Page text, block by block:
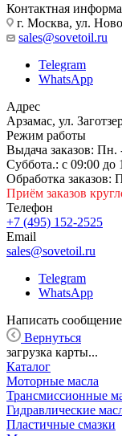
Контактная
г. Москва, ул.
sales@sovetoil.ru
Telegram
WhatsApp
Адрес
Арзамас, ул.
Режим работы
Выдача заказов: Пн.
Суббота.: с 09:00 до
Обработка заказов:
Приём заказов
Телефон
+7 (495) 152-2525
Email
sales@sovetoil.ru
Telegram
WhatsApp
Написать сообщение
Вернуться
загрузка карты...
Каталог
Моторные масла
Трансмиссионные
Гидравлические
Пластичные смазки